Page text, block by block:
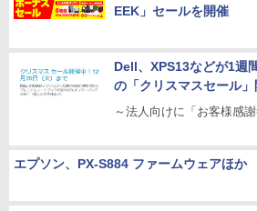
EEK」セールを開催
Dell、XPS13などが1週
の「クリスマスセール」
～法人向けに「お客様感
エプソン、PX-S884 ファームウェアほか